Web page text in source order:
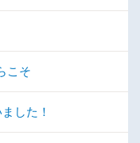
こそ
した！